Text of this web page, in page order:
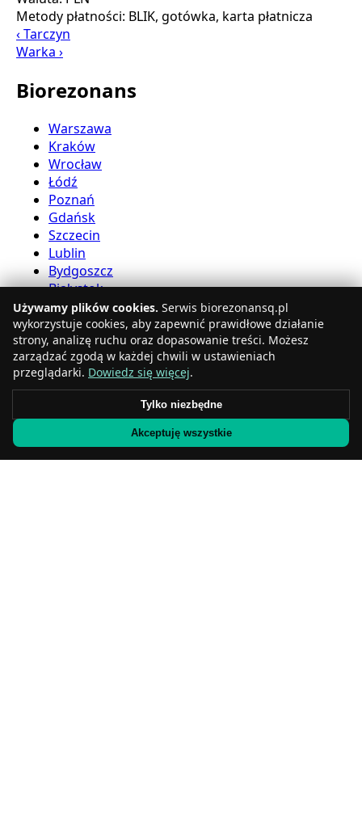
Metody płatności: BLIK, gotówka, karta płatnicza
‹ Tarczyn
Warka ›
Biorezonans
Warszawa
Kraków
Wrocław
Łódź
Poznań
Gdańsk
Szczecin
Lublin
Bydgoszcz
Białystok
Usługi bioreznansu
Katowice
Gdynia
Radom
Używamy plików cookies. Serwis biorezonansq.pl
wykorzystuje cookies, aby zapewnić prawidłowe działanie
strony, analizę ruchu oraz dopasowanie treści. Możesz
zarządzać zgodą w każdej chwili w ustawieniach
przeglądarki. Dowiedz się więcej.
Tylko niezbędne
Akceptuję wszystkie